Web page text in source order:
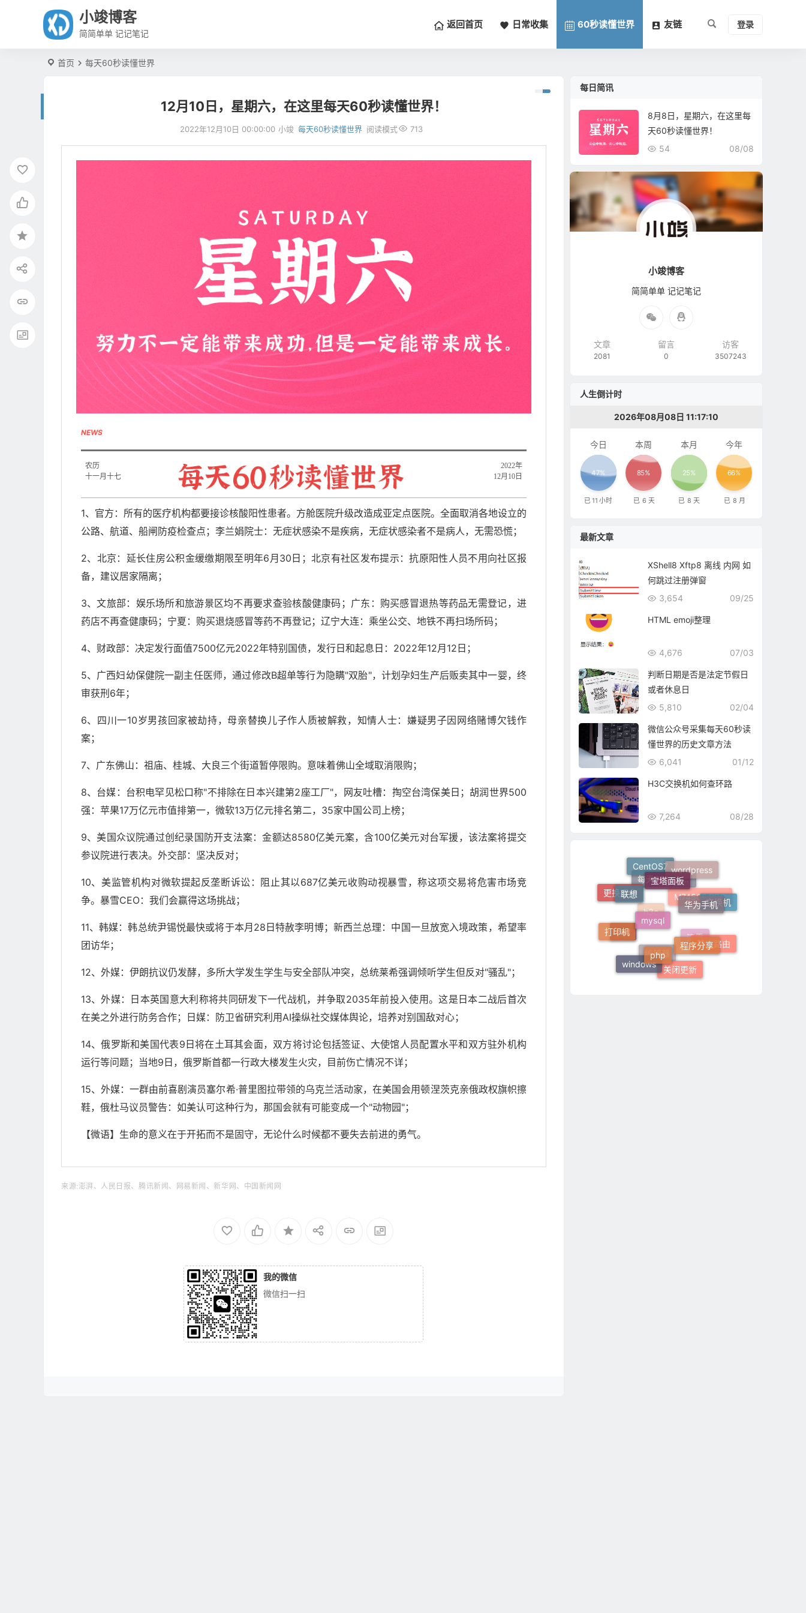
小竣博客
简简单单 记记笔记
返回首页 日常收集 60秒读懂世界 友链 登录
首页 每天60秒读懂世界
12月10日，星期六，在这里每天60秒读懂世界！
2022年12月10日 00:00:00 小竣 每天60秒读懂世界 713
阅读模式
NEWS
2022年
12月10日
农历
十一月十七
1、官方：所有的医疗机构都要接诊核酸阳性患者。方舱医院升级改造成亚定点医院。全面取消各地设立的
公路、航道、船闸防疫检查点；李兰娟院士：无症状感染不是疾病，无症状感染者不是病人，无需恐慌；
2、北京：延长住房公积金缓缴期限至明年6月30日；北京有社区发布提示：抗原阳性人员不用向社区报
备，建议居家隔离；
3、文旅部：娱乐场所和旅游景区均不再要求查验核酸健康码；广东：购买感冒退热等药品无需登记，进
药店不再查健康码；宁夏：购买退烧感冒等药不再登记；辽宁大连：乘坐公交、地铁不再扫场所码；
4、财政部：决定发行面值7500亿元2022年特别国债，发行日和起息日：2022年12月12日；
5、广西妇幼保健院一副主任医师，通过修改B超单等行为隐瞒"双胎"，计划孕妇生产后贩卖其中一婴，终
审获刑6年；
6、四川一10岁男孩回家被劫持，母亲替换儿子作人质被解救，知情人士：嫌疑男子因网络赌博欠钱作
案；
7、广东佛山：祖庙、桂城、大良三个街道暂停限购。意味着佛山全域取消限购；
8、台媒：台积电罕见松口称"不排除在日本兴建第2座工厂"，网友吐槽：掏空台湾保美日；胡润世界500
强：苹果17万亿元市值排第一，微软13万亿元排名第二，35家中国公司上榜；
9、美国众议院通过创纪录国防开支法案：金额达8580亿美元案，含100亿美元对台军援，该法案将提交
参议院进行表决。外交部：坚决反对；
10、美监管机构对微软提起反垄断诉讼：阻止其以687亿美元收购动视暴雪，称这项交易将危害市场竞
争。暴雪CEO：我们会赢得这场挑战；
11、韩媒：韩总统尹锡悦最快或将于本月28日特赦李明博；新西兰总理：中国一旦放宽入境政策，希望率
团访华；
12、外媒：伊朗抗议仍发酵，多所大学发生学生与安全部队冲突，总统莱希强调倾听学生但反对"骚乱"；
13、外媒：日本英国意大利称将共同研发下一代战机，并争取2035年前投入使用。这是日本二战后首次
在美之外进行防务合作；日媒：防卫省研究利用AI操纵社交媒体舆论，培养对别国敌对心；
14、俄罗斯和美国代表9日将在土耳其会面，双方将讨论包括签证、大使馆人员配置水平和双方驻外机构
运行等问题；当地9日，俄罗斯首都一行政大楼发生火灾，目前伤亡情况不详；
15、外媒：一群由前喜剧演员塞尔希·普里图拉带领的乌克兰活动家，在美国会用顿涅茨克亲俄政权旗帜擦
鞋，俄杜马议员警告：如美认可这种行为，那国会就有可能变成一个"动物园"；
【微语】生命的意义在于开拓而不是固守，无论什么时候都不要失去前进的勇气。
来源:澎湃、人民日报、腾讯新闻、网易新闻、新华网、中国新闻网
我的微信
微信扫一扫
每日简讯
8月8日，星期六，在这里每
天60秒读懂世界！
08/08
54
小竣博客
简简单单 记记笔记
文章
2081
留言
0
访客
3507243
人生倒计时
2026年08月08日 11:17:11
今日
47%
已11 小时
本周
85%
已 6 天
本月
25%
已 8 天
今年
66%
已 8 月
最新文章
XShell8 Xftp8 离线 内网 如
何跳过注册弹窗
09/25
3,654
HTML emoji整理
07/03
4,676
判断日期是否是法定节假日
或者休息日
02/04
5,810
微信公众号采集每天60秒读
懂世界的历史文章方法
01/12
6,041
H3C交换机如何查环路
08/28
7,264
h3c
每天60秒读懂世界
M7450F PRO
清零
编辑器
curl
更换墨盒
CentOS7 wordpress
交换机
静态路由
关闭更新
windows
打印机
联想
宝塔面板
华为手机
程序分享
mysql